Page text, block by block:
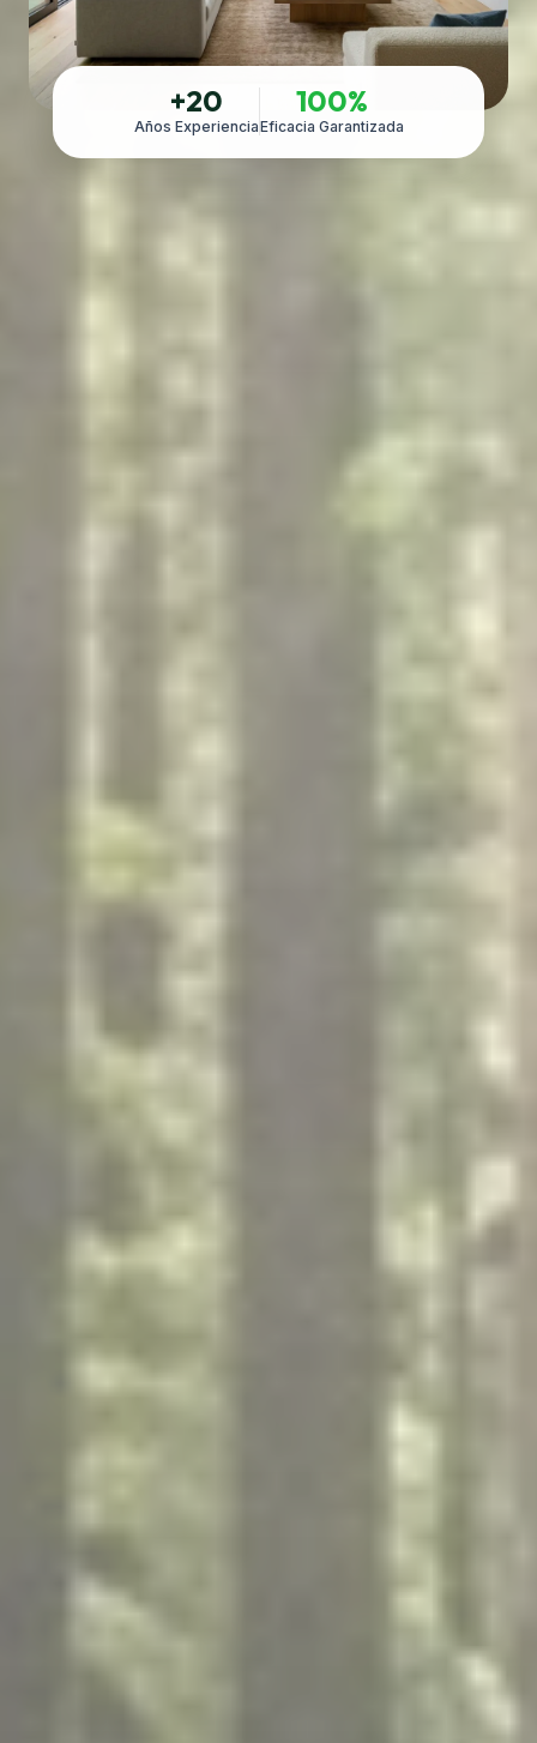
+20
Años Experiencia
100%
Eficacia Garantizada